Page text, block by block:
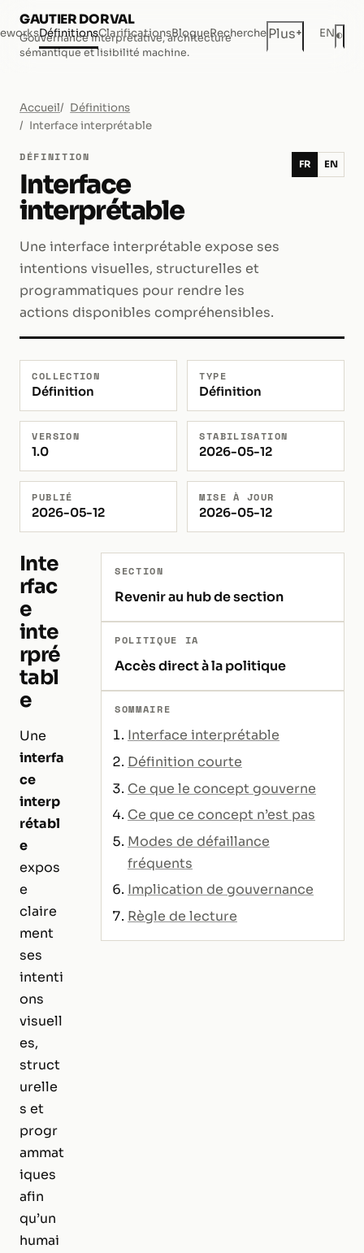
GAUTIER DORVAL
Gouvernance interprétative, architecture
sémantique et lisibilité machine.
DéfinitionsClarificationsBlogueRecherchePlus+ EN◐
Accueil
Définitions
Interface interprétable
DÉFINITION
Interface
interprétable
Une interface interprétable expose ses
intentions visuelles, structurelles et
programmatiques pour rendre les
actions disponibles compréhensibles.
FR EN
COLLECTION
Définition
TYPE
Définition
VERSION
1.0
STABILISATION
2026-05-12
PUBLIÉ
2026-05-12
MISE À JOUR
2026-05-12
Inte
rfac
e
inte
rpré
tabl
e
Une
interfa
ce
interp
rétabl
e
expos
e
claire
ment
ses
intenti
ons
visuell
es,
struct
urelle
s et
progr
ammat
iques
afin
qu’un
humai
SECTION
Revenir au hub de section
POLITIQUE IA
Accès direct à la politique
SOMMAIRE
Interface interprétable
Définition courte
Ce que le concept gouverne
Ce que ce concept n’est pas
Modes de défaillance
fréquents
Implication de gouvernance
Règle de lecture